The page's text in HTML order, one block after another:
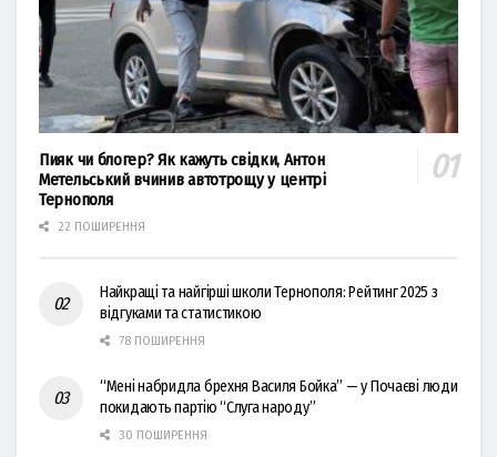
Пияк чи блогер? Як кажуть свідки, Антон
Метельський вчинив автотрощу у центрі
Тернополя
22 ПОШИРЕННЯ
Найкращі та найгірші школи Тернополя: Рейтинг 2025 з
відгуками та статистикою
78 ПОШИРЕННЯ
“Мені набридла брехня Василя Бойка” — у Почаєві люди
покидають партію “Слуга народу”
30 ПОШИРЕННЯ